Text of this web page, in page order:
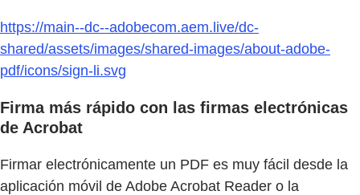
https://main--dc--adobecom.aem.live/dc-
shared/assets/images/shared-images/about-adobe-
pdf/icons/sign-li.svg
Firma más rápido con las firmas electrónicas
de Acrobat
Firmar electrónicamente un PDF es muy fácil desde la
aplicación móvil de Adobe Acrobat Reader o la